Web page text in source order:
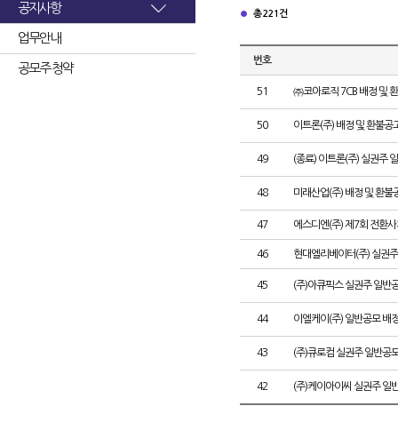
공지사항
업무안내
공모주 청약
총 221건
번호
51 ㈜코아로직 7CB 배정 및
50 이트론(주) 배정 및 환불공
49 (종료) 이트론(주) 실권주
48 미래산업(주) 배정 및 환불
47 에스디엔(주) 제7회 전환
46 현대엘리베이터(주) 실권
45 (주)아큐픽스 실권주 일반
44 이엘케이(주) 일반공모 배
43 (주)큐로컴 실권주 일반공
42 (주)케이아이씨 실권주 일